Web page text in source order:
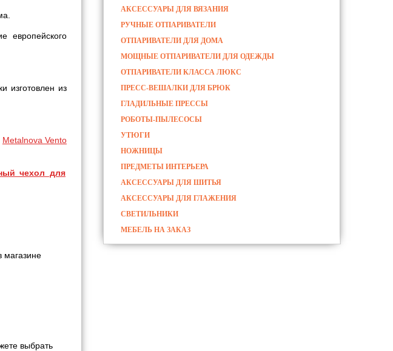
европейского
изготовлен из
Metalnova Vento
чехол для
магазине
выбрать
АКСЕССУАРЫ ДЛЯ ВЯЗАНИЯ
РУЧНЫЕ ОТПАРИВАТЕЛИ
ОТПАРИВАТЕЛИ ДЛЯ ДОМА
МОЩНЫЕ ОТПАРИВАТЕЛИ ДЛЯ ОДЕЖДЫ
ОТПАРИВАТЕЛИ КЛАССА ЛЮКС
ПРЕСС-ВЕШАЛКИ ДЛЯ БРЮК
ГЛАДИЛЬНЫЕ ПРЕССЫ
РОБОТЫ-ПЫЛЕСОСЫ
УТЮГИ
НОЖНИЦЫ
ПРЕДМЕТЫ ИНТЕРЬЕРА
АКСЕССУАРЫ ДЛЯ ШИТЬЯ
АКСЕССУАРЫ ДЛЯ ГЛАЖЕНИЯ
СВЕТИЛЬНИКИ
МЕБЕЛЬ НА ЗАКАЗ